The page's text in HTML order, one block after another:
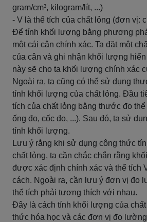
gram/cm³, kilogram/lít, ...)
- V là thể tích của chất lỏng (đơn vị:
Để tính khối lượng bằng phương
một cái cân chính xác. Ta đặt một
của cân và ghi nhận khối lượng
này sẽ cho ta khối lượng chính xác
Ngoài ra, ta cũng có thể sử dụng
tính khối lượng của chất lỏng. Đầu
tích của chất lỏng bằng thước đo
ống đo, cốc đo, ...). Sau đó, ta sử
tính khối lượng.
Lưu ý rằng khi sử dụng công thức
chất lỏng, ta cần chắc chắn rằng
được xác định chính xác và thể tích
cách. Ngoài ra, cần lưu ý đơn vị đo
thể tích phải tương thích với nhau.
Đây là cách tính khối lượng của
thức hóa học và các đơn vị đo